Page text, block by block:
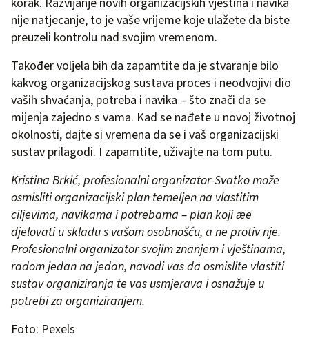
nije natjecanje, to je vaše vrijeme koje ulažete da biste
preuzeli kontrolu nad svojim vremenom.
Također voljela bih da zapamtite da je stvaranje bilo
kakvog organizacijskog sustava proces i neodvojivi dio
vaših shvaćanja, potreba i navika – što znači da se
mijenja zajedno s vama. Kad se nađete u novoj životnoj
okolnosti, dajte si vremena da se i vaš organizacijski
sustav prilagodi. I zapamtite, uživajte na tom putu.
Kristina Brkić, profesionalni organizator-Svatko može
osmisliti organizacijski plan temeljen na vlastitim
ciljevima, navikama i potrebama – plan koji æe
djelovati u skladu s vašom osobnošću, a ne protiv nje.
Profesionalni organizator svojim znanjem i vještinama,
radom jedan na jedan, navodi vas da osmislite vlastiti
sustav organiziranja te vas usmjerava i osnažuje u
potrebi za organiziranjem.
Foto: Pexels